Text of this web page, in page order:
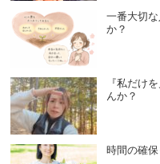
一番大切
か？
『私だけ
んか？
時間の確